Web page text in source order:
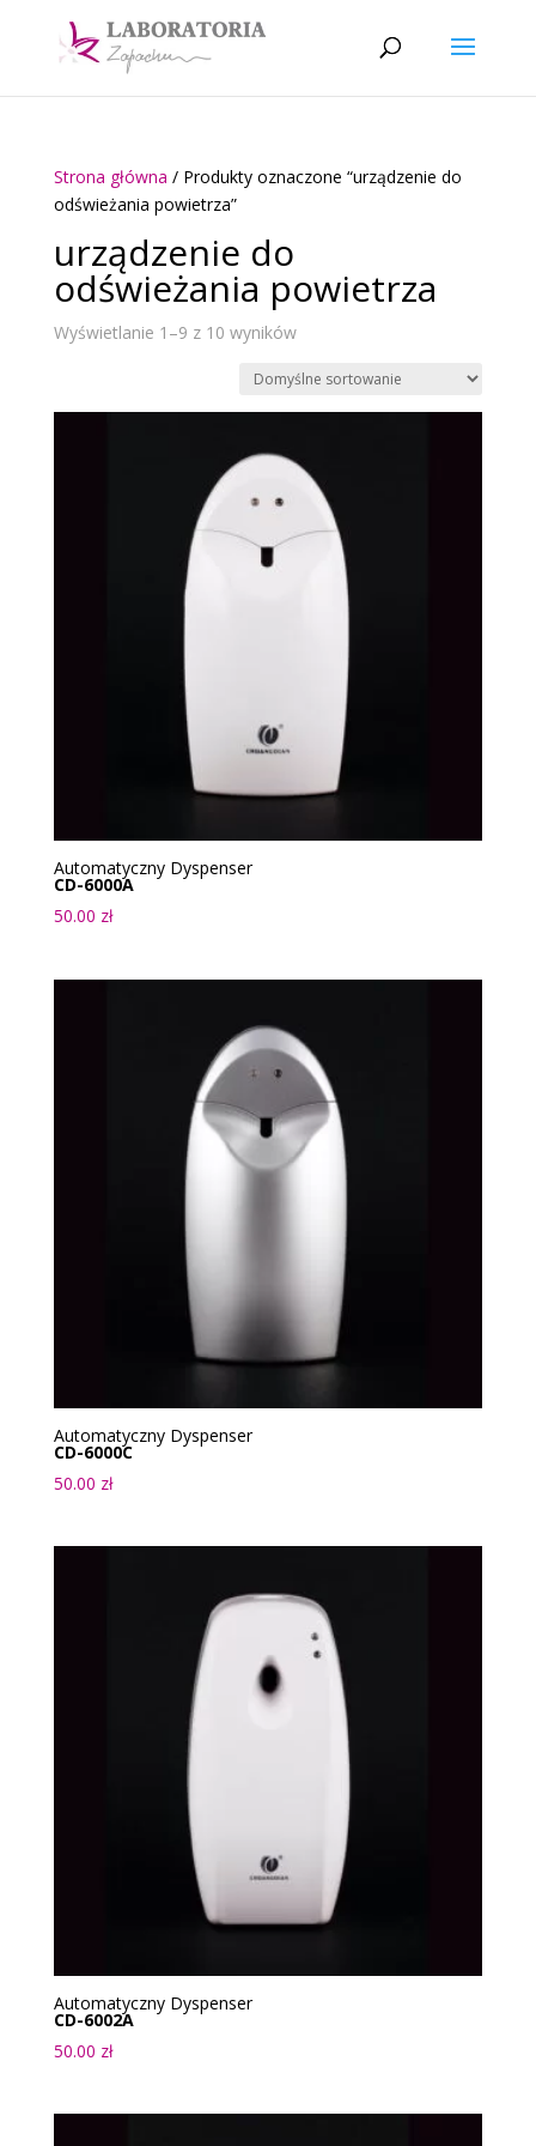
Strona główna / Produkty oznaczone “urządzenie do
odświeżania powietrza”
urządzenie do
odświeżania powietrza
Wyświetlanie 1–9 z 10 wyników
Automatyczny Dyspenser
CD-6000A
50.00 zł
Automatyczny Dyspenser
CD-6000C
50.00 zł
Automatyczny Dyspenser
CD-6002A
50.00 zł